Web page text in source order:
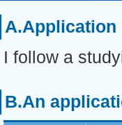
I follow a
B.An